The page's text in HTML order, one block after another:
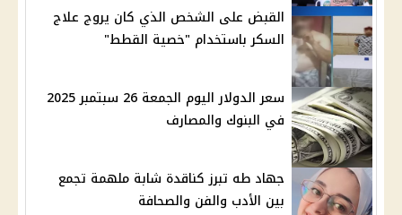
القبض على الشخص الذي كان يروج علاج
السكر باستخدام "خصية القطط"
سعر الدولار اليوم الجمعة 26 سبتمبر 2025
في البنوك والمصارف
جهاد طه تبرز كناقدة شابة ملهمة تجمع
بين الأدب والفن والصحافة